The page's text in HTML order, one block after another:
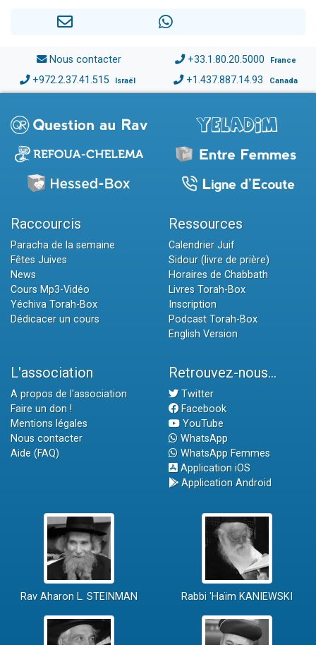
Nous contacter +33.1.80.20.5000 France
+972.2.37.41.515 Israël +1.437.887.14.93 Canada
Raccourcis
Paracha de la semaine
Fêtes Juives
News
Cours Mp3-Vidéo
Yéchiva Torah-Box
Dédicacer un cours
Ressources
Calendrier Juif
Sidour (livre de prière)
Horaires de Chabbath
Livres Torah-Box
Inscription
Podcast Torah-Box
English Version
L'association
A propos de l'association
Faire un don !
Mentions légales
Nous contacter
Aide (FAQ)
Retrouvez-nous...
Twitter
Facebook
YouTube
WhatsApp
WhatsApp Femmes
Application iOS
Application Android
Rav Aharon L. STEINMAN Rabbi 'Haïm KANIEWSKI